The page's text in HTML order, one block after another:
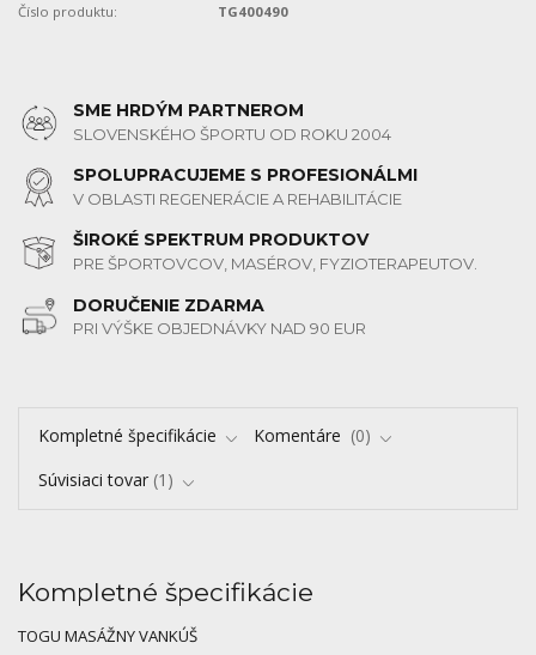
Číslo produktu: TG400490
SME HRDÝM PARTNEROM
SLOVENSKÉHO ŠPORTU OD ROKU 2004
SPOLUPRACUJEME S PROFESIONÁLMI
V OBLASTI REGENERÁCIE A REHABILITÁCIE
ŠIROKÉ SPEKTRUM PRODUKTOV
PRE ŠPORTOVCOV, MASÉROV, FYZIOTERAPEUTOV.
DORUČENIE ZDARMA
PRI VÝŠKE OBJEDNÁVKY NAD 90 EUR
Kompletné špecifikácie Komentáre
0
Súvisiaci tovar 1
Kompletné špecifikácie
TOGU MASÁŽNY VANKÚŠ